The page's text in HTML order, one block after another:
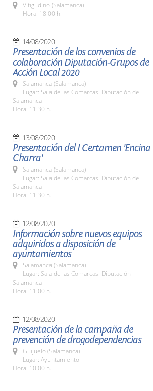
Vitigudino (Salamanca)
Hora: 18:00 h.
14/08/2020
Presentación de los convenios de
colaboración Diputación-Grupos de
Acción Local 2020
Salamanca (Salamanca)
Lugar: Sala de las Comarcas. Diputación de
Salamanca
Hora: 11:30 h.
13/08/2020
Presentación del I Certamen 'Encina
Charra'
Salamanca (Salamanca)
Lugar: Sala de las Comarcas. Diputación de
Salamanca
Hora: 11:30 h.
12/08/2020
Información sobre nuevos equipos
adquiridos a disposición de
ayuntamientos
Salamanca (Salamanca)
Lugar: Sala de las Comarcas. Diputación
Salamanca
Hora: 11:00 h.
12/08/2020
Presentación de la campaña de
prevención de drogodependencias
Guijuelo (Salamanca)
Lugar: Ayuntamiento
Hora: 10:00 h.